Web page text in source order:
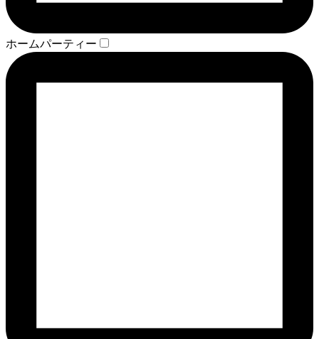
ホームパーティー